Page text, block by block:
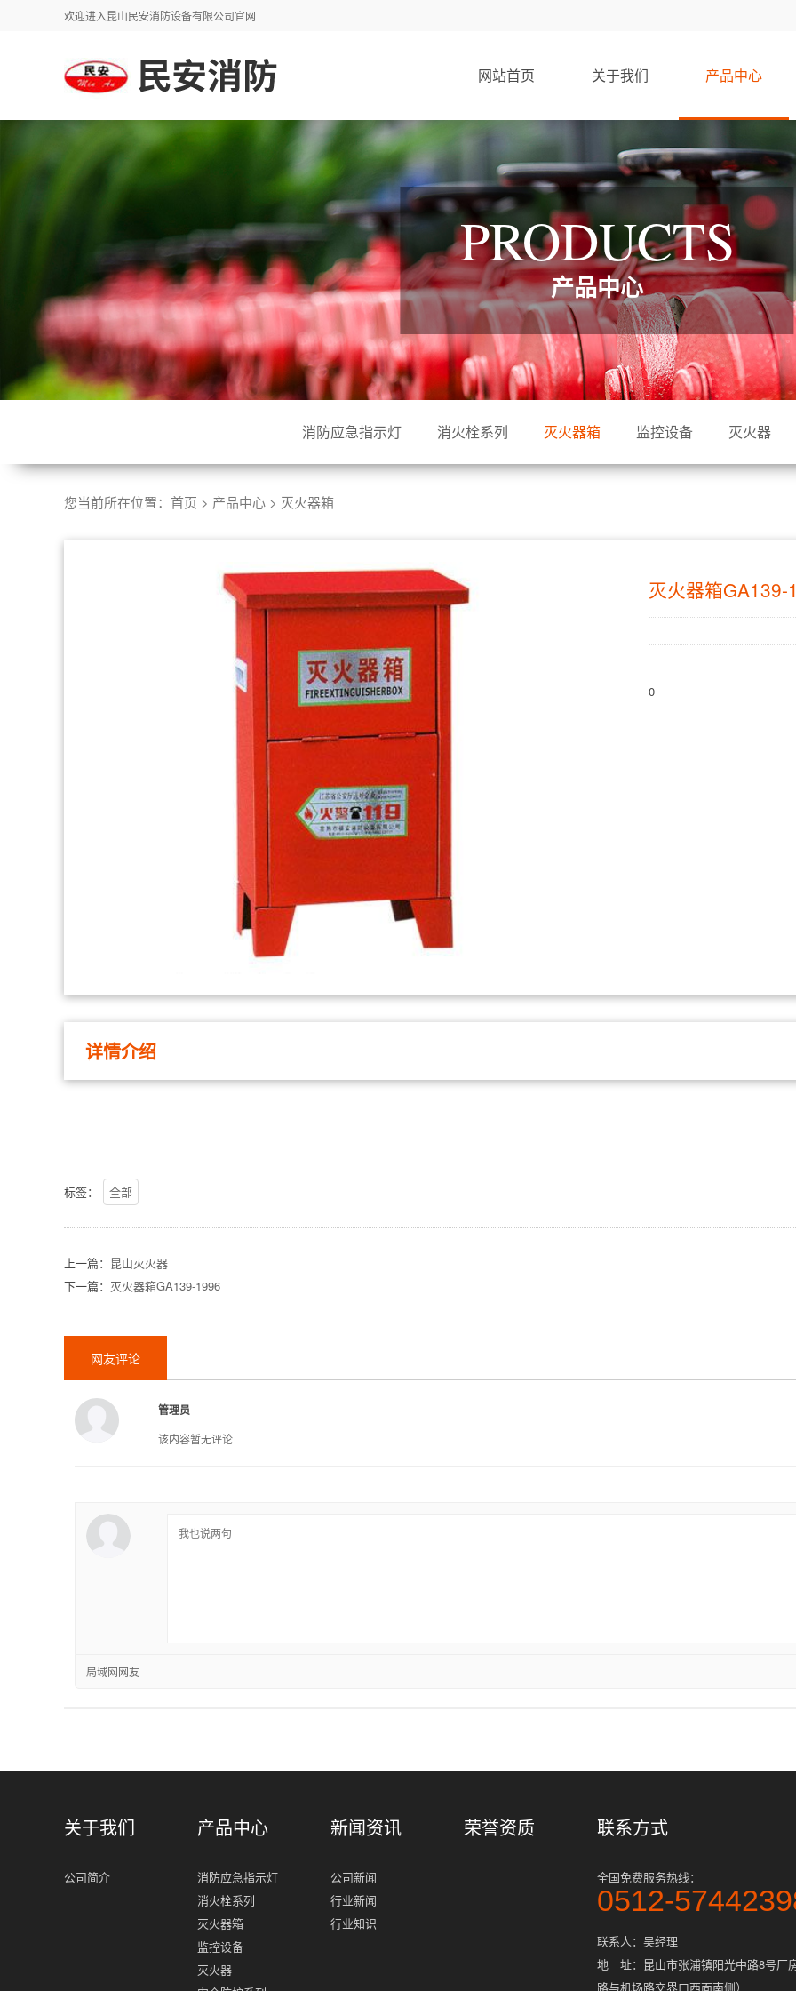
欢迎进入昆山民安消防设备有限公司官网
网站首页 关于我们 产品中心
PRODUCTS
产品中心
消防应急指示灯 消火栓系列 灭火器箱 监控设备 灭火器
您当前所在位置： 首页 > 产品中心 > 灭火器箱
灭火器箱GA139-
0
详情介绍
标签： 全部
上一篇： 昆山灭火器
下一篇： 灭火器箱GA139-1996
网友评论
管理员
该内容暂无评论
局域网网友
关于我们
公司简介
产品中心
消防应急指示灯
消火栓系列
灭火器箱
监控设备
灭火器
新闻资讯
公司新闻
行业新闻
行业知识
荣誉资质 联系方式
全国免费服务热线：
0512-
联系人：吴经理
地 址：昆山市张浦镇阳光中路8号厂
路与机场路交界口西面南侧）